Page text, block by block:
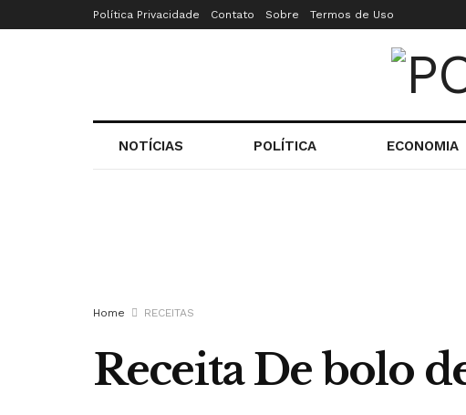
Política Privacidade Contato Sobre Termos de Uso
NOTÍCIAS POLÍTICA ECONOMIA
Home RECEITAS
Receita De bolo